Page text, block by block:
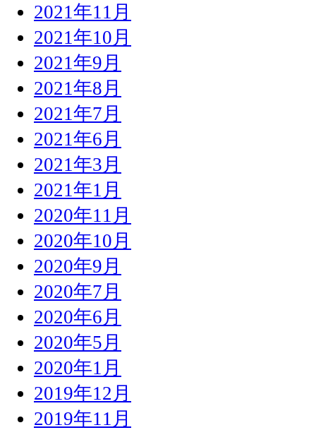
2021年11月
2021年10月
2021年9月
2021年8月
2021年7月
2021年6月
2021年3月
2021年1月
2020年11月
2020年10月
2020年9月
2020年7月
2020年6月
2020年5月
2020年1月
2019年12月
2019年11月